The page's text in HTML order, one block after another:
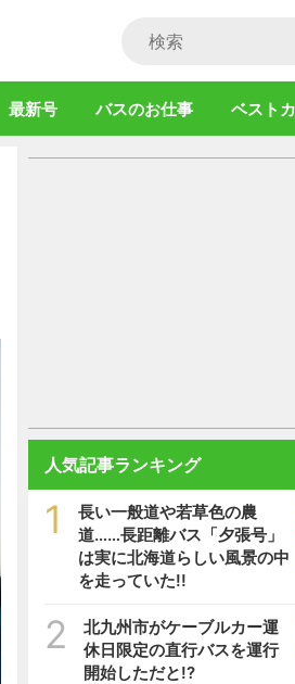
最新号 バスのお仕事 ベスト
人気記事ランキング
1
長い一般道や若草色の農
道……長距離バス「夕張号」
は実に北海道らしい風景の中
を走っていた!!
2
北九州市がケーブルカー運
休日限定の直行バスを運行
開始しただと!?